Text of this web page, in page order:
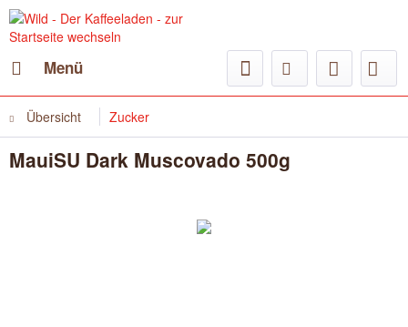
Menü
Übersicht Zucker
MauiSU Dark Muscovado 500g